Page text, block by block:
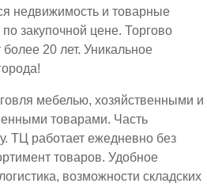
недвижимость и товарные
закупочной цене. Торгово
20 лет. Уникальное
мебелью, хозяйственными и
товарами. Часть
ТЦ работает ежедневно без
товаров. Удобное
возможности складских